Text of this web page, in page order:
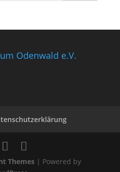
Odenwald e.V.
Themes| Powered by